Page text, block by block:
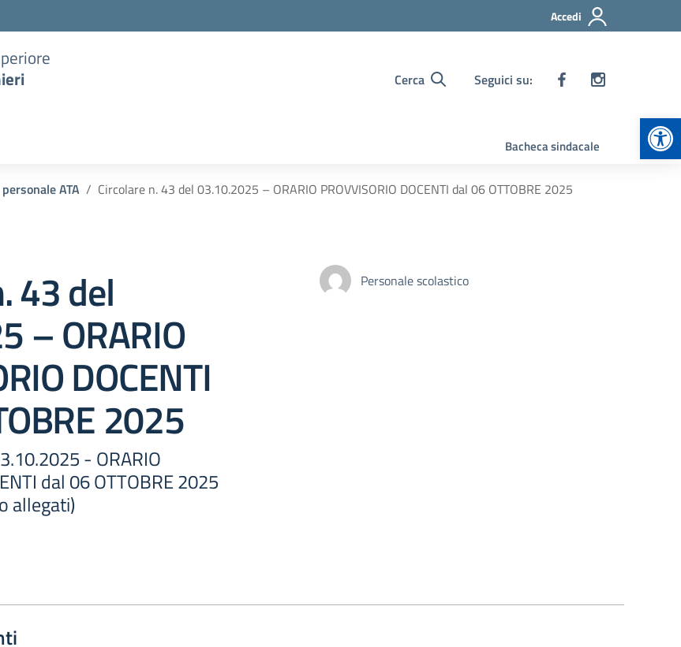
Accedi
Cerca Seguici su:
Bacheca sindacale
ATA Circolare n. 43 del 03.10.2025 – ORARIO PROVVISORIO DOCENTI dal 06 OTTOBRE 2025
43 del
– ORARIO
DOCENTI
2025
- ORARIO
dal 06 OTTOBRE 2025
allegati)
Personale scolastico